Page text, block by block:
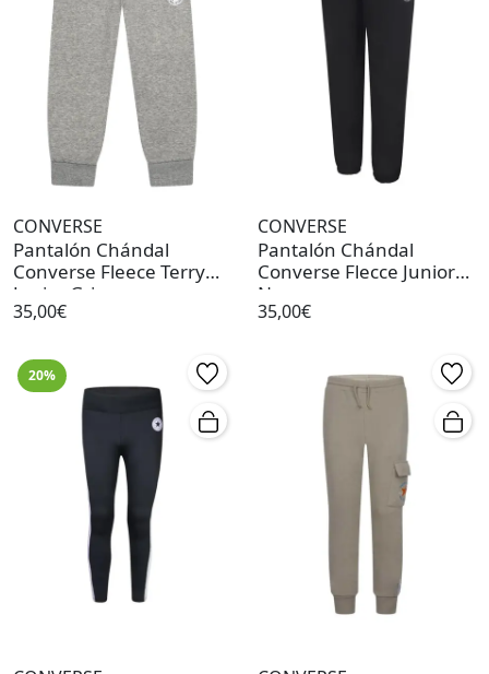
CONVERSE
Pantalón Chándal
Converse Fleece Terry
Junior Gris
35,00€
CONVERSE
Pantalón Chándal
Converse Flecce Junior
Negro
35,00€
20%